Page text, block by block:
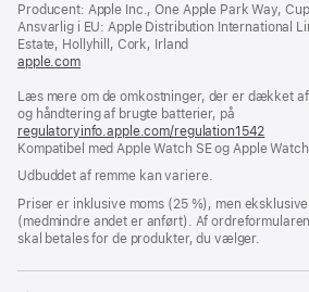
Producent: Apple Inc., One Apple Park Way,
Ansvarlig i EU: Apple Distribution International
Estate, Hollyhill, Cork, Irland
apple.com(åbner
et
nyt
vindue)
Læs mere om de omkostninger, der er dækket
og håndtering af brugte batterier, på
regulatoryinfo.apple.com/regulation1542
i
vindue)
Kompatibel med Apple Watch SE og Apple
Udbuddet af remme kan variere.
Priser er inklusive moms (25 %), men
(medmindre andet er anført). Af
skal betales for de produkter, du vælger.